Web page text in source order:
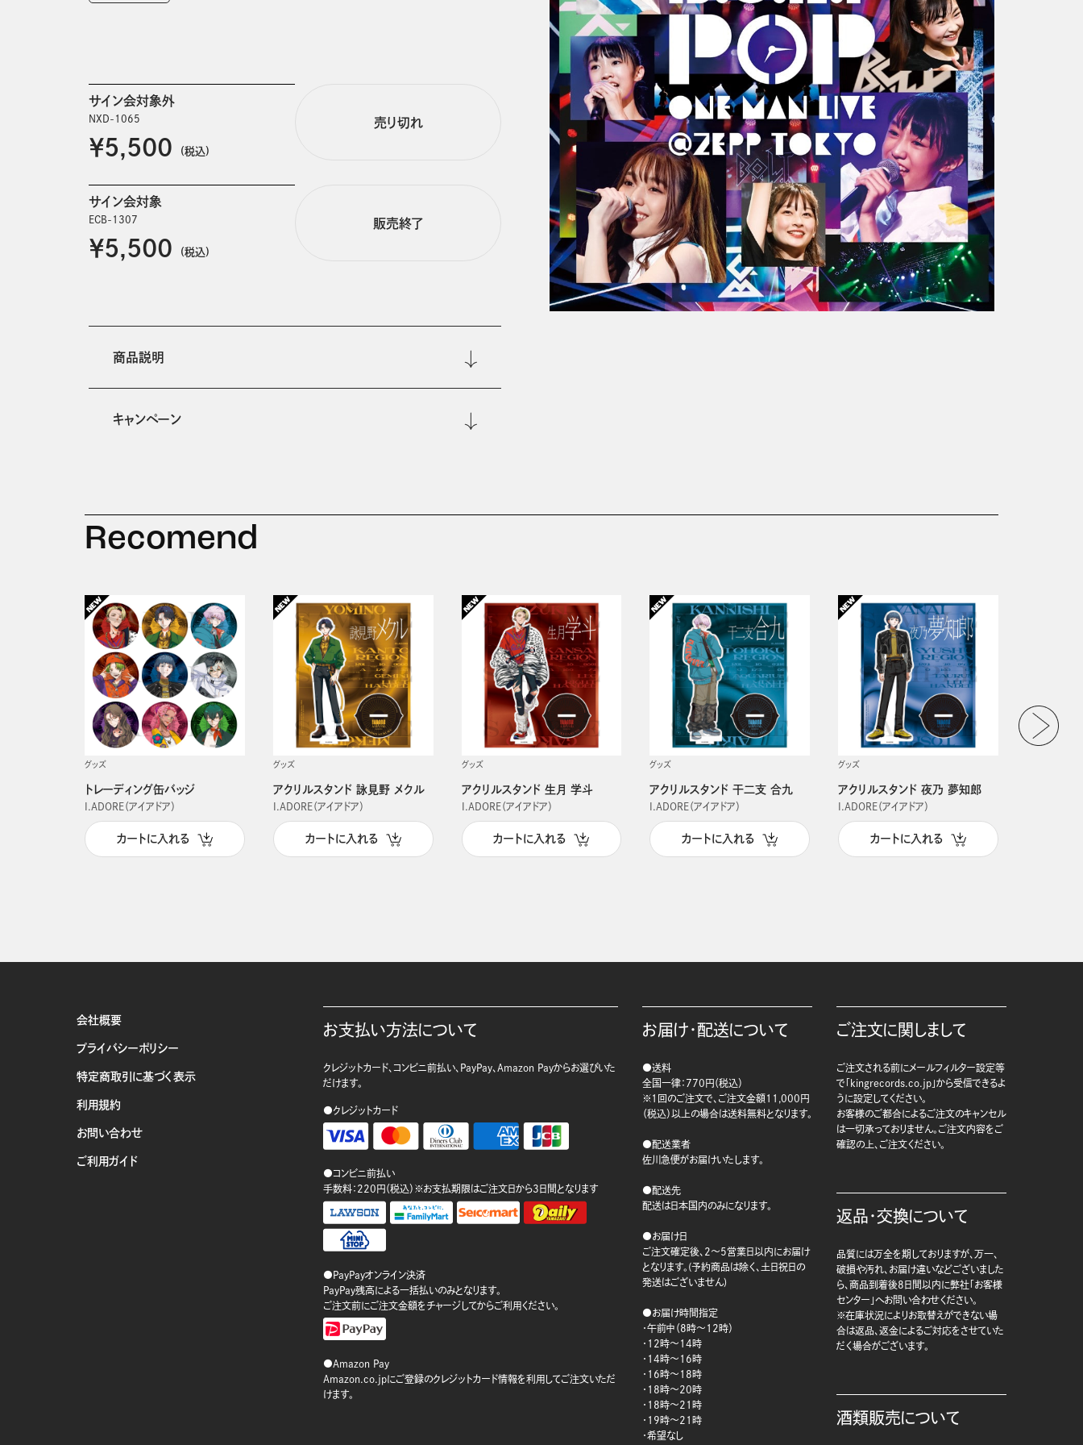
サイン会対象外
NXD-1065
￥5,500 (税込)
売り切れ
サイン会対象
ECB-1307
￥5,500 (税込)
販売終了
商品説明
キャンペーン
Recomend
グッズ
トレーディング缶バッジ
I.ADORE（アイアドア）
カートに入れる
グッズ
アクリルスタンド 詠見野 メクル
I.ADORE（アイアドア）
カートに入れる
グッズ
アクリルスタンド 生月 学斗
I.ADORE（アイアドア）
カートに入れる
グッズ
アクリルスタンド 干二支 合九
I.ADORE（アイアドア）
カートに入れる
グッズ
アクリルスタンド 夜乃 夢知郎
I.ADORE（アイアドア）
カートに入れる
会社概要
プライバシーポリシー
特定商取引に基づく表示
利用規約
お問い合わせ
ご利用ガイド
お支払い方法について
クレジットカード、コンビニ前払い、PayPay、Amazon Payからお選びいた
だけます。
●クレジットカード
●コンビニ前払い
手数料：220円（税込）※お支払期限はご注文日から3日間となります
●PayPayオンライン決済
PayPay残高による一括払いのみとなります。
ご注文前にご注文金額をチャージしてからご利用ください。
●Amazon Pay
Amazon.co.jpにご登録のクレジットカード情報を利用してご注文いただ
けます。
お届け・配送について
●送料
全国一律：770円（税込）
※1回のご注文で、ご注文金額11,000円
（税込）以上の場合は送料無料となります。
●配送業者
佐川急便がお届けいたします。
●配送先
配送は日本国内のみになります。
●お届け日
ご注文確定後、2～5営業日以内にお届け
となります。(予約商品は除く、土日祝日の
発送はございません)
●お届け時間指定
・午前中（8時～12時）
・12時～14時
・14時～16時
・16時～18時
・18時～20時
・18時～21時
・19時～21時
・希望なし
ご注文に関しまして
ご注文される前にメールフィルター設定等
で「kingrecords.co.jp」から受信できるよ
うに設定してください。
お客様のご都合によるご注文のキャンセル
は一切承っておりません。ご注文内容をご
確認の上、ご注文ください。
返品・交換について
品質には万全を期しておりますが、万一、
破損や汚れ、お届け違いなどございました
ら、商品到着後8日間以内に弊社「お客様
センター」へお問い合わせください。
※在庫状況によりお取替えができない場
合は返品、返金によるご対応をさせていた
だく場合がございます。
酒類販売について